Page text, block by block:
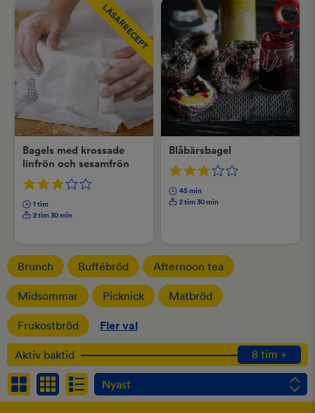
LÄSARRECEPT
Bagels med krossade
linfrön och sesamfrön
1 tim
2 tim 30 min
Blåbärsbagel
45 min
2 tim 30 min
Brunch Buffébröd Afternoon tea
Midsommar Picknick Matbröd
Frukostbröd Fler val
Aktiv baktid 8 tim +
Nyast
Nyast